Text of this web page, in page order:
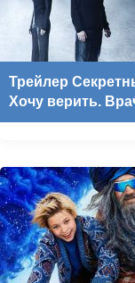
Трейлер
Хочу верить.